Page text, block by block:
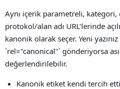
Aynı içerik parametreli, kategori,
protokol/alan adı URL’lerinde
kanonik olarak seçer. Yeni yazınız
`rel="canonical"` gönderiyorsa
değerlendirilebilir.
Kanonik etiket kendi tercih